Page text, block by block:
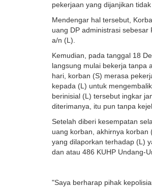
pekerjaan yang dijanjikan
Mendengar hal tersebut,
uang DP administrasi
a/n (L).
Kemudian, pada tanggal 18
langsung mulai bekerja tanpa
hari, korban (S) merasa
kepada (L) untuk
berinisial (L) tersebut ingkar
diterimanya, itu pun tanpa
Setelah diberi kesempatan
uang korban, akhirnya korban
yang dilaporkan terhadap (L)
dan atau 486 KUHP Undang-
"Saya berharap pihak